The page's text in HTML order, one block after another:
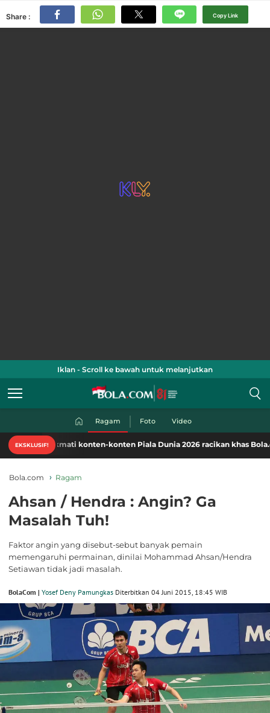
Share : Copy Link
Iklan - Scroll ke bawah untuk melanjutkan
Ragam Foto Video
EKSKLUSIF!
Nikmati konten-konten Piala Dunia 2026 racikan khas Bola.com. Klik
Bola.com Ragam
Ahsan / Hendra : Angin? Ga
Masalah Tuh!
Faktor angin yang disebut-sebut banyak pemain
memengaruhi permainan, dinilai Mohammad Ahsan/Hendra
Setiawan tidak jadi masalah.
BolaCom | Yosef Deny Pamungkas Diterbitkan 04 Juni 2015, 18:45 WIB